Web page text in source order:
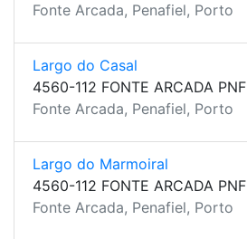
Fonte Arcada, Penafiel, Porto
Largo do Casal
4560-112 FONTE ARCADA PNF
Fonte Arcada, Penafiel, Porto
Largo do Marmoiral
4560-112 FONTE ARCADA PNF
Fonte Arcada, Penafiel, Porto